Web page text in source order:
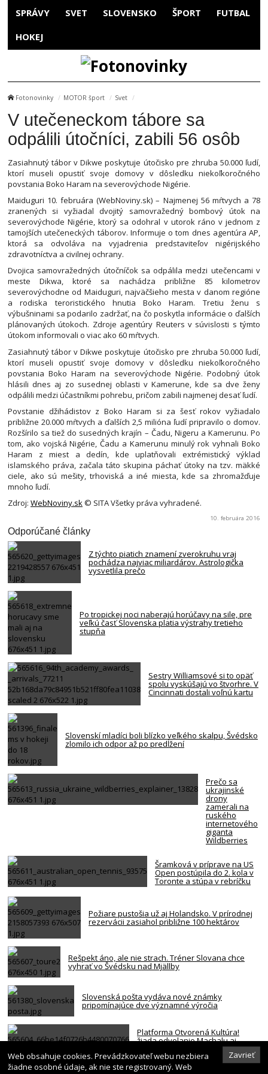
SPRÁVY SVET SLOVENSKO ŠPORT FUTBAL
HOKEJ
Fotonovinky MOTOR šport Svet
V utečeneckom tábore sa
odpálili útočníci, zabili 56 osôb
Zasiahnutý tábor v Dikwe poskytuje útočisko pre zhruba 50.000 ľudí,
ktorí museli opustiť svoje domovy v dôsledku niekoľkoročného
povstania Boko Haram na severovýchode Nigérie.
Maiduguri 10. februára (WebNoviny.sk) – Najmenej 56 mŕtvych a 78
zranených si vyžiadal dvojitý samovražedný bombový útok na
severovýchode Nigérie, ktorý sa odohral v utorok ráno v jednom z
tamojších utečeneckých táborov. Informuje o tom dnes agentúra AP,
ktorá sa odvoláva na vyjadrenia predstaviteľov nigérijského
zdravotníctva a civilnej ochrany.
Dvojica samovražedných útočníčok sa odpálila medzi utečencami v
meste Dikwa, ktoré sa nachádza približne 85 kilometrov
severovýchodne od Maiduguri, najväčšieho mesta v danom regióne
a rodiska teroristického hnutia Boko Haram. Tretiu ženu s
výbušninami sa podarilo zadržať, na čo poskytla informácie o ďalších
plánovaných útokoch. Zdroje agentúry Reuters v súvislosti s týmto
útokom informovali o viac ako 60 mŕtvych.
Zasiahnutý tábor v Dikwe poskytuje útočisko pre zhruba 50.000 ľudí,
ktorí museli opustiť svoje domovy v dôsledku niekoľkoročného
povstania Boko Haram na severovýchode Nigérie. Podobný útok
hlásili dnes aj zo susednej oblasti v Kamerune, kde sa dve ženy
odpálili medzi účastníkmi pohrebu, pričom zabili najmenej desať ľudí.
Povstanie džihádistov z Boko Haram si za šesť rokov vyžiadalo
približne 20.000 mŕtvych a ďalších 2,5 milióna ľudí pripravilo o domov.
Rozšírilo sa tiež do susedných krajín – Čadu, Nigeru a Kamerunu. Po
tom, ako vojská Nigérie, Čadu a Kamerunu minulý rok vyhnali Boko
Haram z miest a dedín, kde uplatňovali extrémistický výklad
islamského práva, začala táto skupina páchať útoky na tzv. mäkké
ciele, ako sú mešity, trhoviská a iné miesta, kde sa zhromažďuje
mnoho ľudí.
Zdroj: WebNoviny.sk © SITA Všetky práva vyhradené.
10. februára 2016
Odporúčané články
Z týchto piatich znamení zverokruhu vraj
pochádza najviac miliardárov. Astrologička
vysvetlila prečo
Po tropickej noci naberajú horúčavy na sile, pre
veľkú časť Slovenska platia výstrahy tretieho
stupňa
Sestry Williamsové si to opäť
spolu vyskúšajú vo štvorhre. V
Cincinnati dostali voľnú kartu
Slovenskí mladíci boli blízko veľkého skalpu, Švédsko
zlomilo ich odpor až po predĺžení
Prečo sa
ukrajinské
drony
zamerali na
ruského
internetového
giganta
Wildberries
Šramková v príprave na US
Open postúpila do 2. kola v
Toronte a stúpa v rebríčku
Požiare pustošia už aj Holandsko. V prírodnej
rezervácii zasiahol približne 100 hektárov
Rešpekt áno, ale nie strach. Tréner Slovana chce
vyhrať vo Švédsku nad Mjällby
Slovenská pošta vydáva nové známky
pripomínajúce dve významné výročia
Platforma Otvorená Kultúra!
žiada odvolanie Machalu aj
Šimkovičovej, ak sa potvrdí
pravosť nahrávky z FPU Zavrieť
Web obsahuje cookies. Prevádzkovateľ webu nezbiera
žiadne osobné údaje, ak nie ste registrovaný. Web